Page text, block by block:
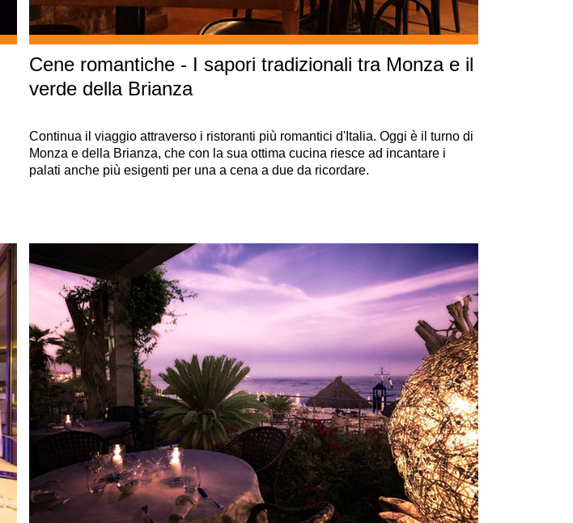
Cene romantiche - I sapori tradizionali tra Monza e il
verde della Brianza
Continua il viaggio attraverso i ristoranti più romantici d'Italia. Oggi è il turno di
Monza e della Brianza, che con la sua ottima cucina riesce ad incantare i
palati anche più esigenti per una a cena a due da ricordare.